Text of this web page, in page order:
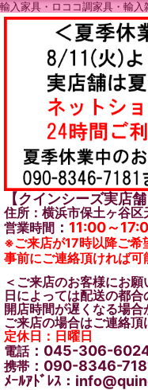
輸入家具・ロココ調家具・輸
【クインシーズ実店舗
住所：横浜市保土ヶ谷
営業時間 ： 11:00～
※ご来店が17時以降ご希
事前にご連絡頂ければ可
＜ご来店のお客様にお願
日によっては配送の都合
開店時間が遅くなる場合
ご来店の場合はご連絡頂
定休日：日曜日
電話：045-306-6024
携帯 ：090-8346-
ﾒｰﾙｱﾄﾞﾚｽ：